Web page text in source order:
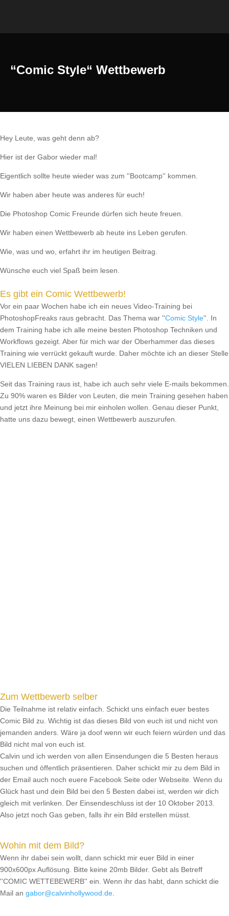
“Comic Style“ Wettbewerb
Hey Leute, was geht denn ab?
Hier ist der Gabor wieder mal!
Eigentlich sollte heute wieder was zum ''Bootcamp'' kommen.
Wir haben aber heute was anderes für euch!
Die Photoshop Comic Freunde dürfen sich heute freuen.
Wir haben einen Wettbewerb ab heute ins Leben gerufen.
Wie, was und wo, erfahrt ihr im heutigen Beitrag.
Wünsche euch viel Spaß beim lesen.
Es gibt ein Comic Wettbewerb!
Vor ein paar Wochen habe ich ein neues Video-Training bei
PhotoshopFreaks raus gebracht. Das Thema war ''Comic Style''. In
dem Training habe ich alle meine besten Photoshop Techniken und
Workflows gezeigt. Aber für mich war der Oberhammer das dieses
Training wie verrückt gekauft wurde. Daher möchte ich an dieser Stelle
VIELEN LIEBEN DANK sagen!
Seit das Training raus ist, habe ich auch sehr viele E-mails bekommen.
Zu 90% waren es Bilder von Leuten, die mein Training gesehen haben
und jetzt ihre Meinung bei mir einholen wollen. Genau dieser Punkt,
hatte uns dazu bewegt, einen Wettbewerb auszurufen.
Zum Wettbewerb selber
Die Teilnahme ist relativ einfach. Schickt uns einfach euer bestes
Comic Bild zu. Wichtig ist das dieses Bild von euch ist und nicht von
jemanden anders. Wäre ja doof wenn wir euch feiern würden und das
Bild nicht mal von euch ist.
Calvin und ich werden von allen Einsendungen die 5 Besten heraus
suchen und öffentlich präsentieren. Daher schickt mir zu dem Bild in
der Email auch noch euere Facebook Seite oder Webseite. Wenn du
Glück hast und dein Bild bei den 5 Besten dabei ist, werden wir dich
gleich mit verlinken. Der Einsendeschluss ist der 10 Oktober 2013.
Also jetzt noch Gas geben, falls ihr ein Bild erstellen müsst.
Wohin mit dem Bild?
Wenn ihr dabei sein wollt, dann schickt mir euer Bild in einer
900x600px Auflösung. Bitte keine 20mb Bilder. Gebt als Betreff
''COMIC WETTEBEWERB'' ein. Wenn ihr das habt, dann schickt die
Mail an gabor@calvinhollywood.de